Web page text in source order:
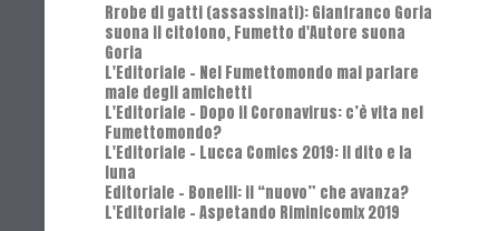
Rrobe di gatti (assassinati): Gianfranco Goria
suona il citofono, Fumetto d'Autore suona
Goria
L'Editoriale - Nel Fumettomondo mai parlare
male degli amichetti
L'Editoriale - Dopo il Coronavirus: c’è vita nel
Fumettomondo?
L'Editoriale - Lucca Comics 2019: Il dito e la
luna
Editoriale - Bonelli: il “nuovo” che avanza?
L'Editoriale - Aspetando Riminicomix 2019